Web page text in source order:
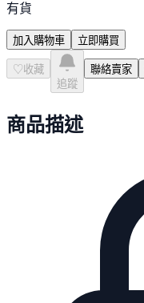
有貨
加入購物車 立即購買
♡ 收藏
追蹤
聯絡賣家
商品描述